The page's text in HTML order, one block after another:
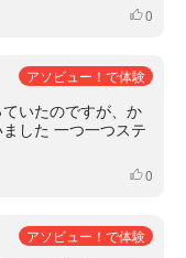
いいね
0
アソビュー！で体験
いたのですが、か
した 一つ一つステ
いいね
0
アソビュー！で体験